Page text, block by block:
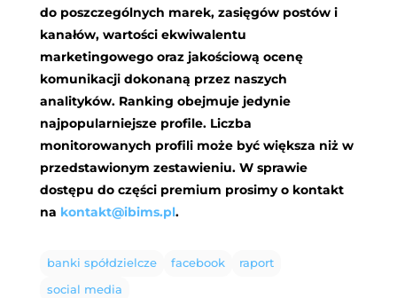
do poszczególnych marek, zasięgów postów i
kanałów, wartości ekwiwalentu
marketingowego oraz jakościową ocenę
komunikacji dokonaną przez naszych
analityków. Ranking obejmuje jedynie
najpopularniejsze profile. Liczba
monitorowanych profili może być większa niż w
przedstawionym zestawieniu. W sprawie
dostępu do części premium prosimy o kontakt
na kontakt@ibims.pl.
banki spółdzielcze facebook
raport
social media